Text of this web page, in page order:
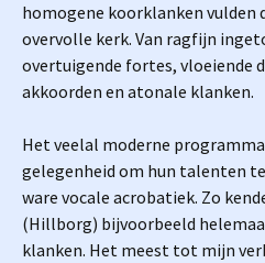
homogene koorklanken vulden
overvolle kerk. Van ragfijn
overtuigende fortes, vloeiende
akkoorden en atonale klanken.
Het veelal moderne
gelegenheid om hun talenten
ware vocale acrobatiek. Zo
(Hillborg) bijvoorbeeld
klanken. Het meest tot mijn